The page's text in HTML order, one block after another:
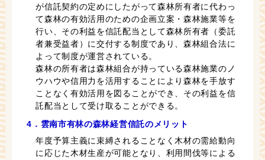
が信託契約の定めにしたがって森林所有者に代わっ
て森林の有効活用のための企画立案・森林施業等を
行い、その利益を信託配当として森林所有者（委託
者兼受益者）に交付する制度であり、森林組合法に
よって制度が運営されている。
森林の所有者は森林組合が持っている森林施業のノ
ウハウや信用力を活用することにより森林を手放す
ことなく有効活用を図ることができ、その利益を信
託配当として受け取ることができる。
4．雲南市有林の森林経営信託のメリット
年度予算主義に束縛されることなく木材の需給動向
に応じた木材生産が可能となり、利用間伐等による